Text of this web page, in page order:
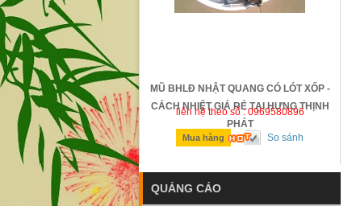
TRƯỢT SAFETTYMAN -
- GIÁ RẺ TẠI HƯNG THỊNH
PHÁT
theo số : 0969580896
hàng So sánh
MŨ BHLĐ NHẬT QUANG CÓ LÓT XỐP -
CÁCH NHIỆT GIÁ RẺ TẠI HƯNG THỊNH
PHÁT
liên hệ theo số : 0969580896
Mua hàng So sánh
QUẢNG CÁO